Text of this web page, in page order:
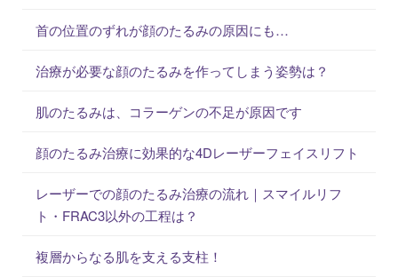
首の位置のずれが顔のたるみの原因にも…
治療が必要な顔のたるみを作ってしまう姿勢は？
肌のたるみは、コラーゲンの不足が原因です
顔のたるみ治療に効果的な4Dレーザーフェイスリフト
レーザーでの顔のたるみ治療の流れ｜スマイルリフ
ト・FRAC3以外の工程は？
複層からなる肌を支える支柱！